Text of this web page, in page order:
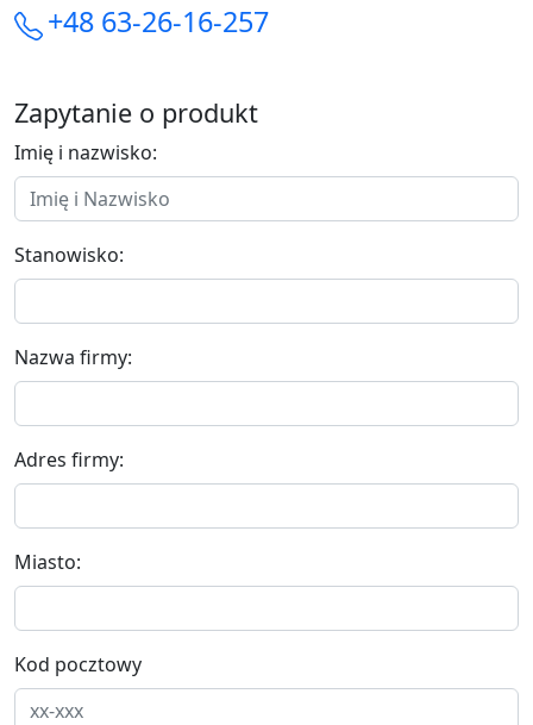
+48 63-26-16-257
Zapytanie o produkt
Imię i nazwisko:
Stanowisko:
Nazwa firmy:
Adres firmy:
Miasto:
Kod pocztowy